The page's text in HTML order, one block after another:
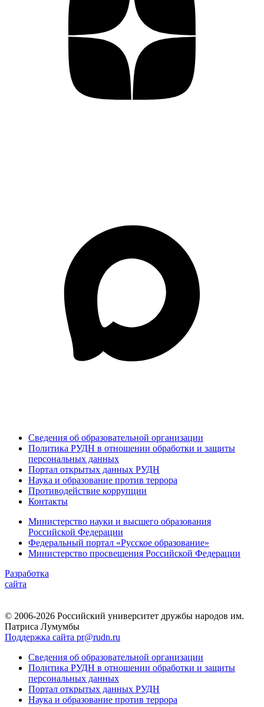
Сведения об образовательной организации
Политика РУДН в отношении обработки и защиты
персональных данных
Портал открытых данных РУДН
Наука и образование против террора
Противодействие коррупции
Контакты
Министерство науки и высшего образования
Российской Федерации
Федеральный портал «Русское образование»
Министерство просвещения Российской Федерации
Разработка
сайта
© 2006-2026 Российский университет дружбы народов им.
Патриса Лумумбы
Поддержка сайта pr@rudn.ru
Сведения об образовательной организации
Политика РУДН в отношении обработки и защиты
персональных данных
Портал открытых данных РУДН
Наука и образование против террора